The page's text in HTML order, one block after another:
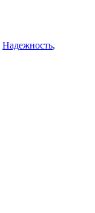
Надежность,